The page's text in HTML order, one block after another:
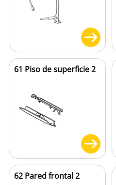
61 Piso de superficie 2
62 Pared frontal 2